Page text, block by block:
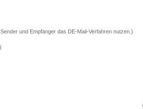
und Empfänger das DE-Mail-Verfahren nutzen.)